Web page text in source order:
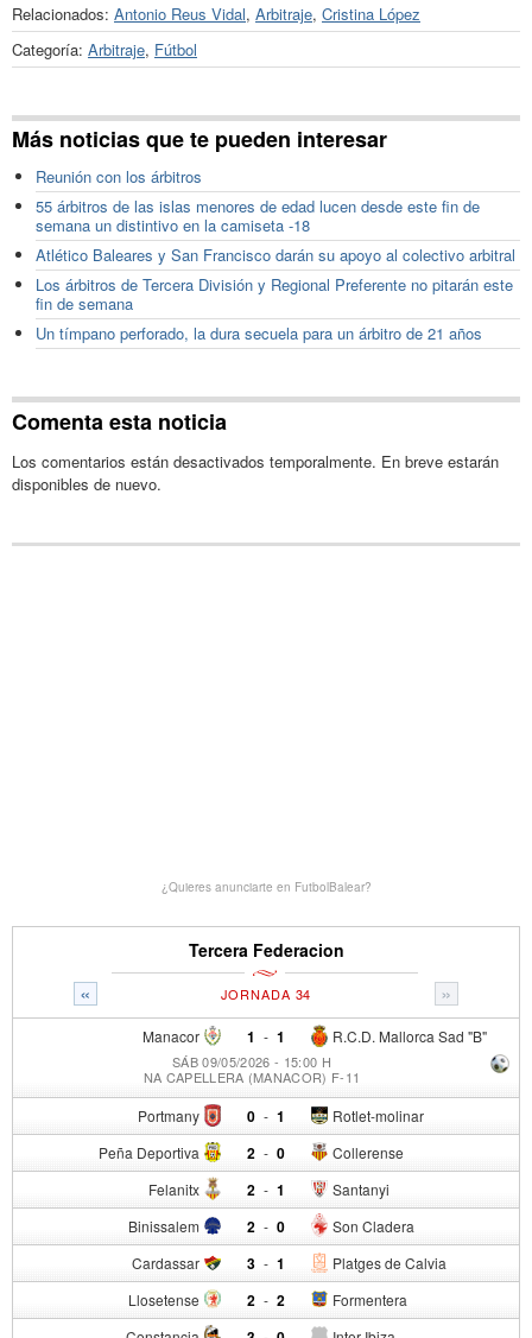
Relacionados: Antonio Reus Vidal, Arbitraje, Cristina López
Categoría: Arbitraje, Fútbol
Más noticias que te pueden interesar
Reunión con los árbitros
55 árbitros de las islas menores de edad lucen desde este fin de
semana un distintivo en la camiseta -18
Atlético Baleares y San Francisco darán su apoyo al colectivo arbitral
Los árbitros de Tercera División y Regional Preferente no pitarán este
fin de semana
Un tímpano perforado, la dura secuela para un árbitro de 21 años
Comenta esta noticia
Los comentarios están desactivados temporalmente. En breve estarán
disponibles de nuevo.
¿Quieres anunciarte en FutbolBalear?
Tercera Federacion
« »
JORNADA 34
Manacor 1 - R.C.D. Mallorca Sad "B"
1
SÁB 09/05/2026 - 15:00 H
NA CAPELLERA (MANACOR) F-11
Portmany 0 - Rotlet-molinar
1
Peña Deportiva 2 - Collerense
0
Felanitx 2 - Santanyi
1
Binissalem 2 - Son Cladera
0
Cardassar 3 - Platges de Calvia
1
Llosetense 2 - Formentera
2